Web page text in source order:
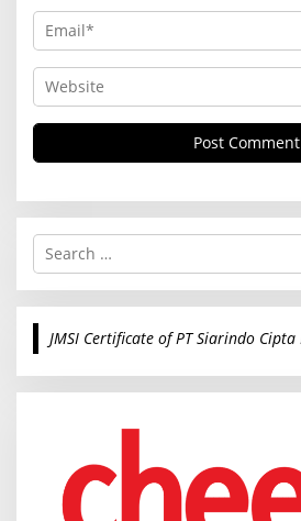
S
r
c
o
JMSI Certificate of PT Siarindo